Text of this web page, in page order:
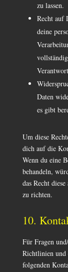
zu lassen.
Recht auf
deine
Daten
es gibt
Um diese
dich auf die
Wenn du eine
behandeln,
das Recht
zu richten.
10.
Für Fragen
Richtlinien und
folgenden